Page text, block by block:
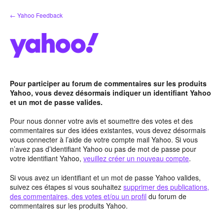
Aller
au
← Yahoo Feedback
Pour participer au forum de commentaires sur les produits
Yahoo, vous devez désormais indiquer un identifiant Yahoo
et un mot de passe valides.
Pour nous donner votre avis et soumettre des votes et des
commentaires sur des idées existantes, vous devez désormais
vous connecter à l’aide de votre compte mail Yahoo. Si vous
n’avez pas d’identifiant Yahoo ou pas de mot de passe pour
votre identifiant Yahoo, veuillez créer un nouveau compte.
Si vous avez un identifiant et un mot de passe Yahoo valides,
suivez ces étapes si vous souhaitez supprimer des publications,
des commentaires, des votes et/ou un profil du forum de
commentaires sur les produits Yahoo.